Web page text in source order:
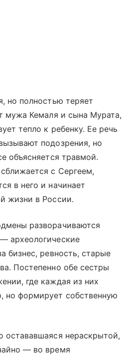
но полностью теряет
мужа Кемаля и сына Мурата,
тепло к ребенку. Ее речь
подозрения, но
объясняется травмой.
с Сергеем,
в него и начинает
жизни в России.
разворачиваются
археологические
бизнес, ревность, старые
Постепенно обе сестры
где каждая из них
но формирует собственную
остававшаяся нераскрытой,
— во время